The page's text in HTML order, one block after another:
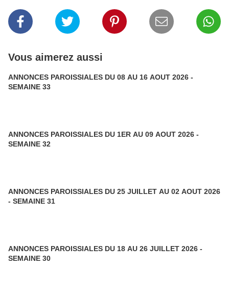
Vous aimerez aussi
ANNONCES PAROISSIALES DU 08 AU 16 AOUT 2026 -
SEMAINE 33
ANNONCES PAROISSIALES DU 1ER AU 09 AOUT 2026 -
SEMAINE 32
ANNONCES PAROISSIALES DU 25 JUILLET AU 02 AOUT 2026
- SEMAINE 31
ANNONCES PAROISSIALES DU 18 AU 26 JUILLET 2026 -
SEMAINE 30